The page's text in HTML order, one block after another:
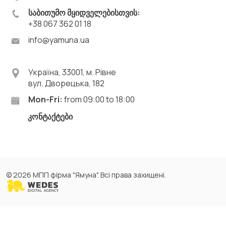
საბითუმო მყიდველებისთვის:
+38 067 362 01 18
info@yamuna.ua
Україна, 33001, м. Рівне
вул. Дворецька, 182
Mon-Fri: from 09:00 to 18:00
კონტაქტები
© 2026 МПП фірма "Ямуна". Всі права захищені.